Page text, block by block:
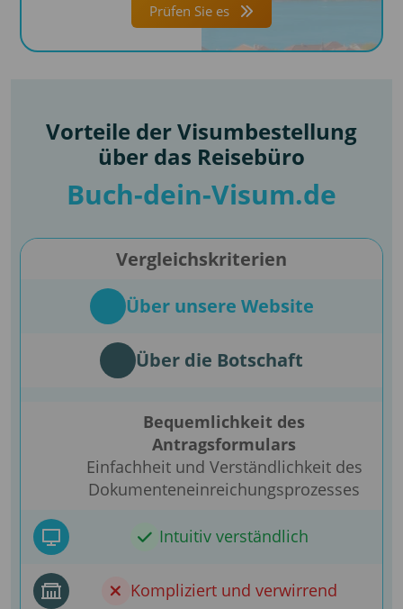
Prüfen Sie es
Vorteile der Visumbestellung
über das Reisebüro
Buch-dein-Visum.de
Vergleichskriterien
Über unsere Website
Über die Botschaft
Bequemlichkeit des
Antragsformulars
Einfachheit und Verständlichkeit des
Dokumenteneinreichungsprozesses
Intuitiv verständlich
Kompliziert und verwirrend